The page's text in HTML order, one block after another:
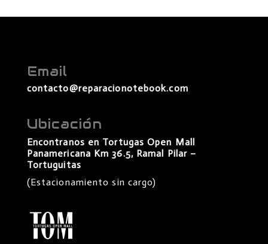
Email
contacto@reparacionotebook.com
Ubicación
Encontranos en Tortugas Open Mall
Panamericana Km 36.5, Ramal Pilar –
Tortuguitas
(Estacionamiento sin cargo)